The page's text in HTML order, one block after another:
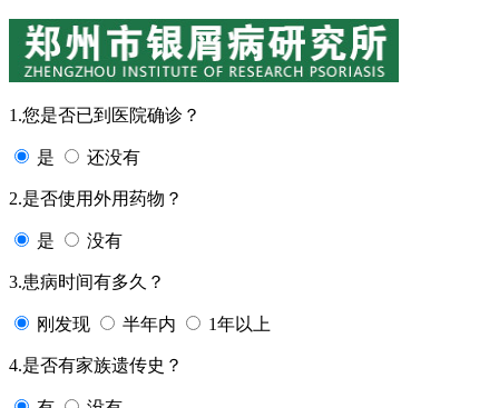
1.您是否已到医院确诊？
是 还没有
2.是否使用外用药物？
是 没有
3.患病时间有多久？
刚发现 半年内 1年以上
4.是否有家族遗传史？